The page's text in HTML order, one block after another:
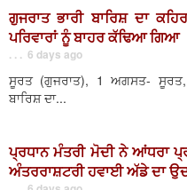
ਗੁਜਰਾਤ ਭਾਰੀ ਬਾਰਿਸ਼ ਦਾ
ਪਰਿਵਾਰਾਂ ਨੂੰ ਬਾਹਰ ਕੱਢਿਆ ਗਿਆ
. . . 6 days ago
ਸੂਰਤ (ਗੁਜਰਾਤ), 1 ਅਗਸਤ- ਸੂਰਤ,
ਬਾਰਿਸ਼ ਦਾ...
ਪ੍ਰਧਾਨ ਮੰਤਰੀ ਮੋਦੀ ਨੇ ਆਂਧਰਾ
ਅੰਤਰਰਾਸ਼ਟਰੀ ਹਵਾਈ ਅੱਡੇ ਦਾ